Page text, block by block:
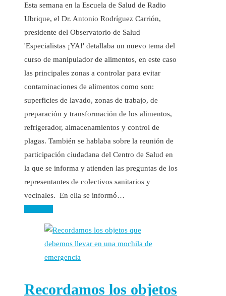
Esta semana en la Escuela de Salud de Radio
Ubrique, el Dr. Antonio Rodríguez Carrión,
presidente del Observatorio de Salud
'Especialistas ¡YA!' detallaba un nuevo tema del
curso de manipulador de alimentos, en este caso
las principales zonas a controlar para evitar
contaminaciones de alimentos como son:
superficies de lavado, zonas de trabajo, de
preparación y transformación de los alimentos,
refrigerador, almacenamientos y control de
plagas. También se hablaba sobre la reunión de
participación ciudadana del Centro de Salud en
la que se informa y atienden las preguntas de los
representantes de colectivos sanitarios y
vecinales. En ella se informó…
Recordamos los objetos